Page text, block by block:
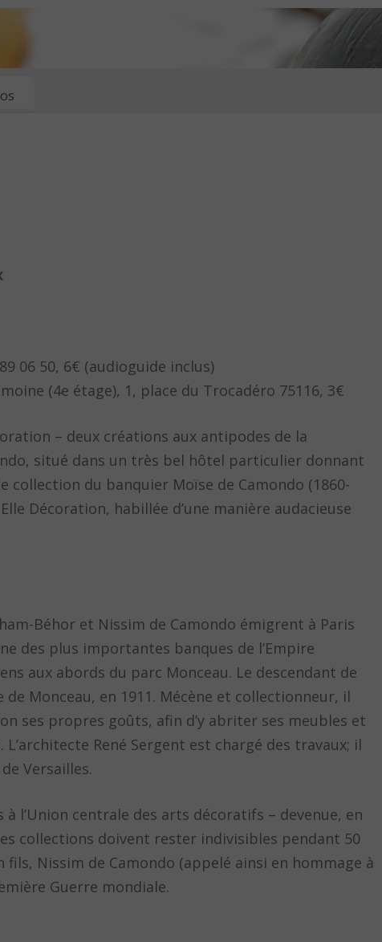
06 50, 6€ (audioguide inclus)
(4e étage), 1, place du Trocadéro 75116, 3€
– deux créations aux antipodes de la
situé dans un très bel hôtel particulier donnant
du banquier Moïse de Camondo (1860-
Décoration, habillée d’une manière audacieuse
Béhor et Nissim de Camondo émigrent à Paris
des plus importantes banques de l’Empire
aux abords du parc Monceau. Le descendant de
Monceau, en 1911. Mécène et collectionneur, il
ses propres goûts, afin d’y abriter ses meubles et
L’architecte René Sergent est chargé des travaux; il
Versailles.
l’Union centrale des arts décoratifs – devenue, en
collections doivent rester indivisibles pendant 50
Nissim de Camondo (appelé ainsi en hommage à
Guerre mondiale.